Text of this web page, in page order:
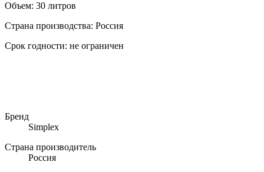
Объем: 30 литров
Страна производства: Россия
Срок годности: не ограничен
Бренд
Simplex
Страна производитель
Россия